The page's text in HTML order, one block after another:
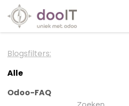
Overslaan naar inhoud
Blogsfilters:
Alle
Odoo-FAQ